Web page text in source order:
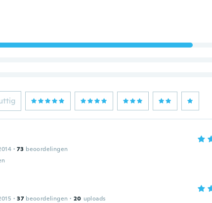
· 73 beoordelingen
· 37 beoordelingen · 20 uploads